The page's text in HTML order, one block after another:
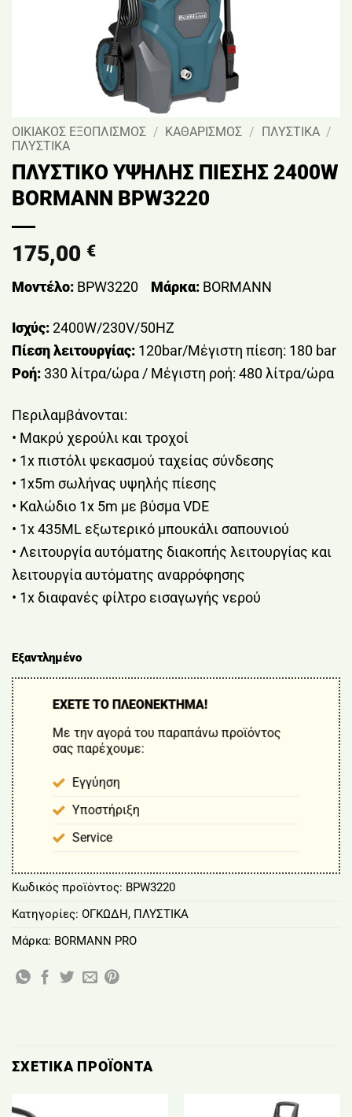
ΟΙΚΙΑΚΟΣ ΕΞΟΠΛΙΣΜΟΣ / ΚΑΘΑΡΙΣΜΟΣ / ΠΛΥΣΤΙΚΑ /
ΠΛΥΣΤΙΚΑ
ΠΛΥΣΤΙΚΟ ΥΨΗΛΗΣ ΠΙΕΣΗΣ 2400W
BORMANN BPW3220
175,00 €
Μοντέλο: BPW3220 Μάρκα: BORMANN
Ισχύς:2400W/230V/50HZ
Πίεση λειτουργίας: 120bar/Μέγιστη πίεση: 180 bar
Ροή:330 λίτρα/ώρα / Μέγιστη ροή: 480 λίτρα/ώρα
Περιλαμβάνονται:
• Μακρύ χερούλι και τροχοί
• 1x πιστόλι ψεκασμού ταχείας σύνδεσης
• 1x5m σωλήνας υψηλής πίεσης
• Καλώδιο 1x 5m με βύσμα VDE
• 1x 435ML εξωτερικό μπουκάλι σαπουνιού
• Λειτουργία αυτόματης διακοπής λειτουργίας και
λειτουργία αυτόματης αναρρόφησης
• 1x διαφανές φίλτρο εισαγωγής νερού
Εξαντλημένο
ΕΧΕΤΕ ΤΟ ΠΛΕΟΝΕΚΤΗΜΑ!
Με την αγορά του παραπάνω προϊόντος
σας παρέχουμε:
Εγγύηση
Υποστήριξη
Service
Κωδικός προϊόντος: BPW3220
Κατηγορίες: ΟΓΚΩΔΗ, ΠΛΥΣΤΙΚΑ
Μάρκα: BORMANN PRO
ΣΧΕΤΙΚΆ ΠΡΟΪΌΝΤΑ